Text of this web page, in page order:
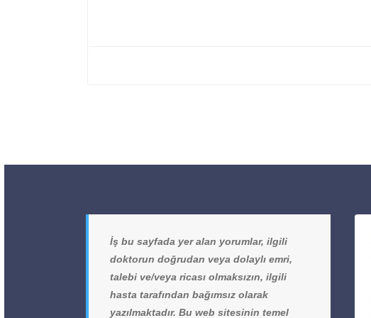
İş bu sayfada yer alan yorumlar, ilgili
doktorun doğrudan veya dolaylı emri,
talebi ve/veya ricası olmaksızın, ilgili
hasta tarafından bağımsız olarak
yazılmaktadır. Bu web sitesinin temel